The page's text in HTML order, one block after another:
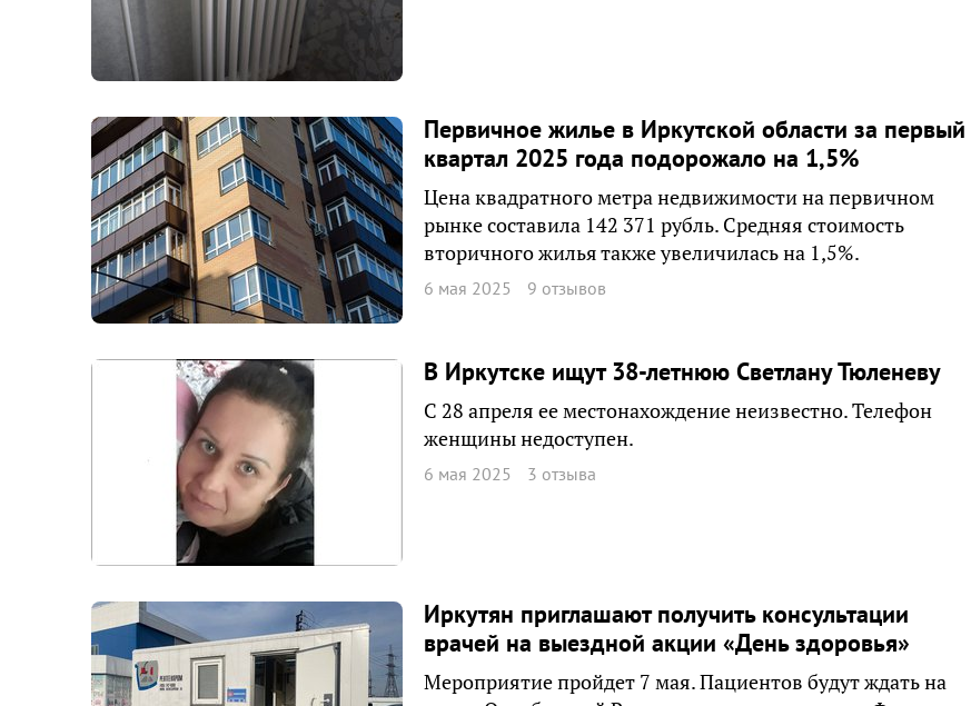
Первичное жилье в Иркутской области за первый
квартал 2025 года подорожало на 1,5%
Цена квадратного метра недвижимости на первичном
рынке составила 142 371 рубль. Средняя стоимость
вторичного жилья также увеличилась на 1,5%.
6 мая 2025 9 отзывов
В Иркутске ищут 38-летнюю Светлану Тюленеву
C 28 апреля ее местонахождение неизвестно. Телефон
женщины недоступен.
6 мая 2025 3 отзыва
Иркутян приглашают получить консультации
врачей на выездной акции «День здоровья»
Мероприятие пройдет 7 мая. Пациентов будут ждать на